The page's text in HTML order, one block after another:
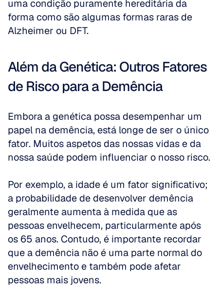
uma condição puramente hereditária da
forma como são algumas formas raras de
Alzheimer ou DFT.
Além da Genética: Outros Fatores
de Risco para a Demência
Embora a genética possa desempenhar um
papel na demência, está longe de ser o único
fator. Muitos aspetos das nossas vidas e da
nossa saúde podem influenciar o nosso risco.
Por exemplo, a idade é um fator significativo;
a probabilidade de desenvolver demência
geralmente aumenta à medida que as
pessoas envelhecem, particularmente após
os 65 anos. Contudo, é importante recordar
que a demência não é uma parte normal do
envelhecimento e também pode afetar
pessoas mais jovens.